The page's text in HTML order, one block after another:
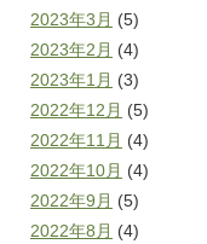
2023年3月 (5)
2023年2月 (4)
2023年1月 (3)
2022年12月 (5)
2022年11月 (4)
2022年10月 (4)
2022年9月 (5)
2022年8月 (4)